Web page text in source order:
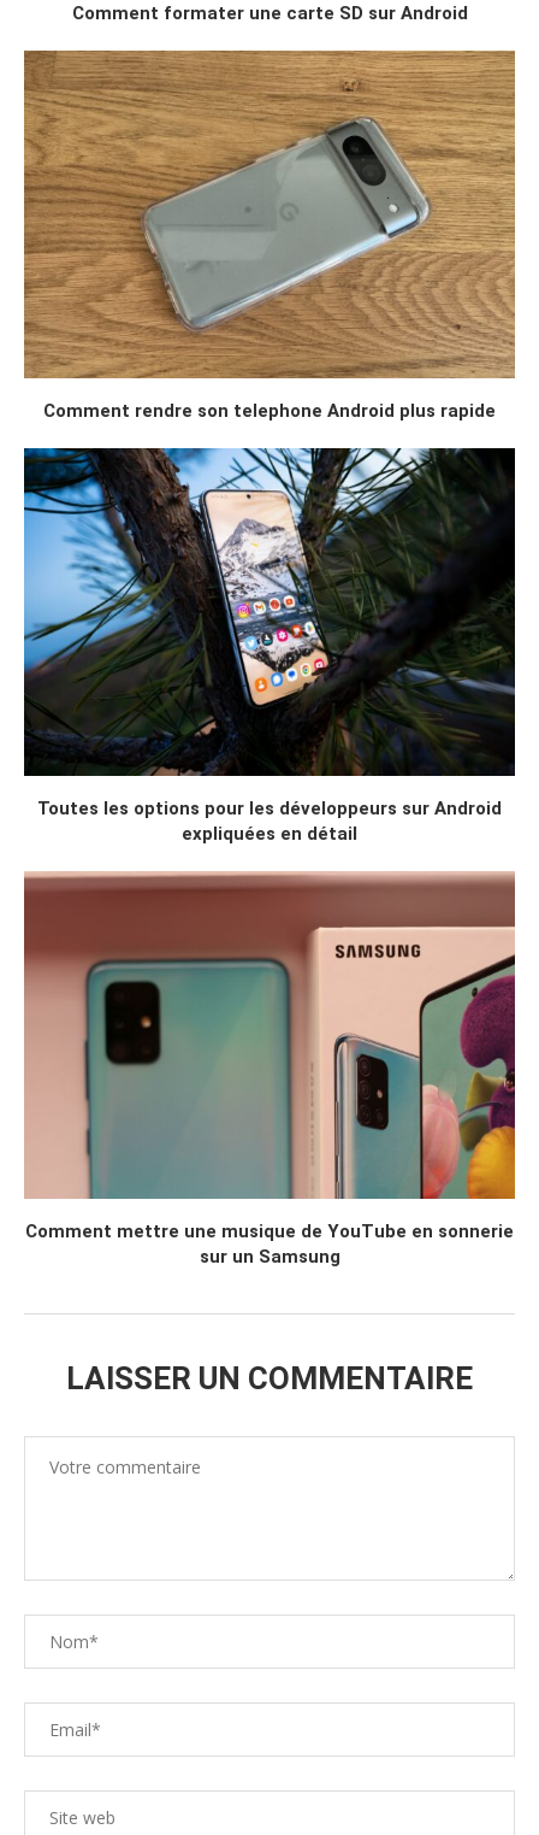
Comment formater une carte SD sur Android
Comment rendre son telephone Android plus rapide
Toutes les options pour les développeurs sur Android
expliquées en détail
Comment mettre une musique de YouTube en sonnerie
sur un Samsung
LAISSER UN COMMENTAIRE